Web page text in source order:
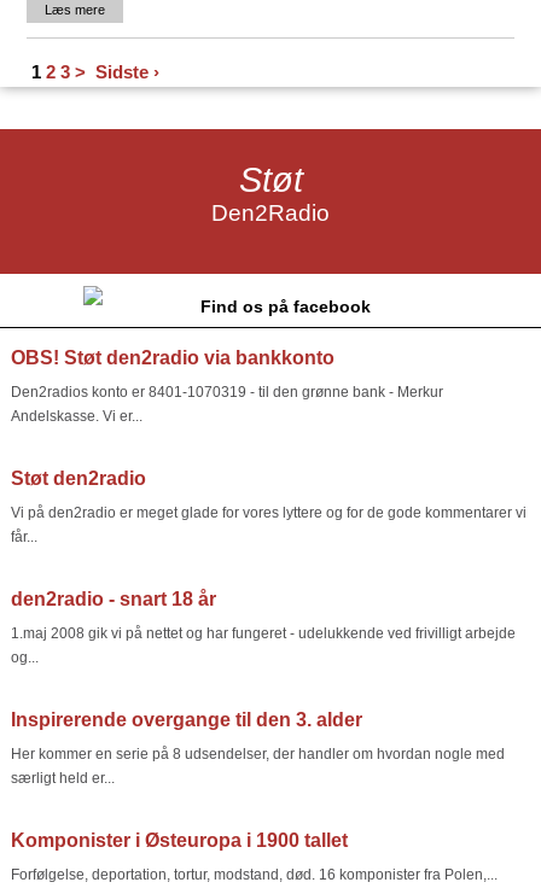
Læs mere
1 2 3 > Sidste ›
Støt
Den2Radio
Find os på facebook
OBS! Støt den2radio via bankkonto
Den2radios konto er 8401-1070319 - til den grønne bank - Merkur
Andelskasse. Vi er...
Støt den2radio
Vi på den2radio er meget glade for vores lyttere og for de gode kommentarer vi
får...
den2radio - snart 18 år
1.maj 2008 gik vi på nettet og har fungeret - udelukkende ved frivilligt arbejde
og...
Inspirerende overgange til den 3. alder
Her kommer en serie på 8 udsendelser, der handler om hvordan nogle med
særligt held er...
Komponister i Østeuropa i 1900 tallet
Forfølgelse, deportation, tortur, modstand, død. 16 komponister fra Polen,...